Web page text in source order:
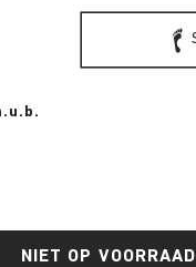
NIET OP VOORRAAD